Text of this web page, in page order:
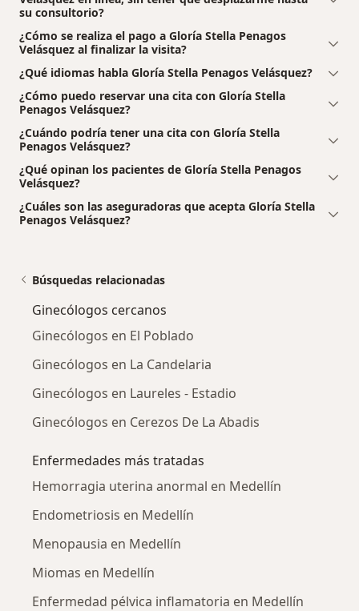
su consultorio?
¿Cómo se realiza el pago a Gloría Stella Penagos
Velásquez al finalizar la visita?
¿Qué idiomas habla Gloría Stella Penagos Velásquez?
¿Cómo puedo reservar una cita con Gloría Stella
Penagos Velásquez?
¿Cuándo podría tener una cita con Gloría Stella
Penagos Velásquez?
¿Qué opinan los pacientes de Gloría Stella Penagos
Velásquez?
¿Cuáles son las aseguradoras que acepta Gloría Stella
Penagos Velásquez?
Búsquedas relacionadas
Ginecólogos cercanos
Ginecólogos en El Poblado
Ginecólogos en La Candelaria
Ginecólogos en Laureles - Estadio
Ginecólogos en Cerezos De La Abadis
Enfermedades más tratadas
Hemorragia uterina anormal en Medellín
Endometriosis en Medellín
Menopausia en Medellín
Miomas en Medellín
Enfermedad pélvica inflamatoria en Medellín